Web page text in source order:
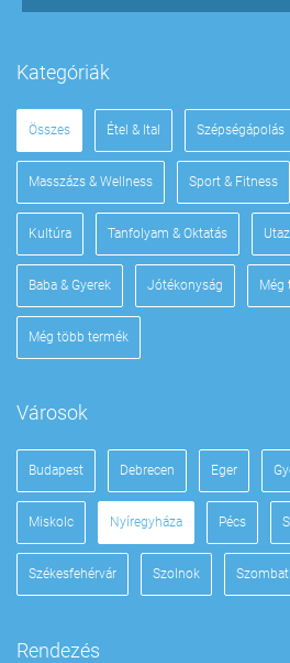
Kategóriák
Összes Étel & Ital Szépségápolás
Masszázs & Wellness Sport & Fitness
Kultúra Tanfolyam & Oktatás
Baba & Gyerek Jótékonyság Még
Még több termék
Városok
Budapest Debrecen Eger
Miskolc Nyíregyháza Pécs
Székesfehérvár Szolnok
Rendezés